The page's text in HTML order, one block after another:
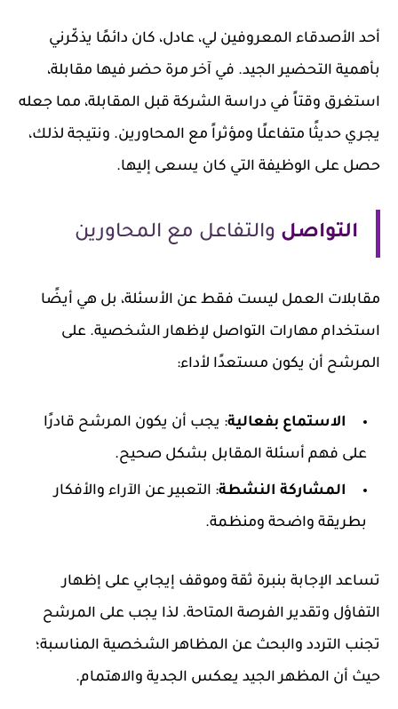
أحد الأصدقاء المعروفين لي، عادل، كان دائمًا يذكّرني
بأهمية التحضير الجيد. في آخر مرة حضر فيها مقابلة،
استغرق وقتاً في دراسة الشركة قبل المقابلة، مما جعله
يجري حديثًا متفاعلًا ومؤثراً مع المحاورين. ونتيجة لذلك،
حصل على الوظيفة التي كان يسعى إليها.
التواصل والتفاعل مع المحاورين
مقابلات العمل ليست فقط عن الأسئلة، بل هي أيضًا
استخدام مهارات التواصل لإظهار الشخصية. على
المرشح أن يكون مستعدًا لأداء:
الاستماع بفعالية: يجب أن يكون المرشح قادرًا
على فهم أسئلة المقابل بشكل صحيح.
المشاركة النشطة: التعبير عن الآراء والأفكار
بطريقة واضحة ومنظمة.
تساعد الإجابة بنبرة ثقة وموقف إيجابي على إظهار
التفاؤل وتقدير الفرصة المتاحة. لذا يجب على المرشح
تجنب التردد والبحث عن المظاهر الشخصية المناسبة؛
حيث أن المظهر الجيد يعكس الجدية والاهتمام.